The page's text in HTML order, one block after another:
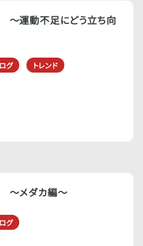
〜運動不足にどう立ち向
グ トレンド
〜メダカ編〜
グ